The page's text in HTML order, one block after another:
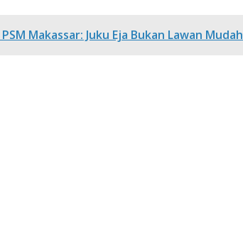
Makassar: Juku Eja Bukan Lawan Mudah